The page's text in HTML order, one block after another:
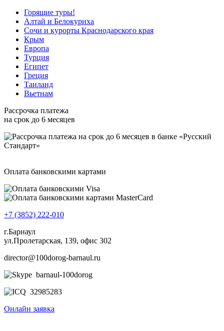
Горящие туры!
Алтай и Белокуриха
Сочи и курорты Краснодарского края
Крым
Европа
Турция
Египет
Греция
Таиланд
Вьетнам
Рассрочка платежа
на срок до 6 месяцев
Оплата банковскими картами
+7 (3852) 222-010
г.Барнаул
ул.Пролетарская, 139, офис 302
director@100dorog-barnaul.ru
barnaul-100dorog
32985283
Онлайн заявка